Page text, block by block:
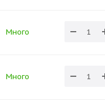
Много
Много